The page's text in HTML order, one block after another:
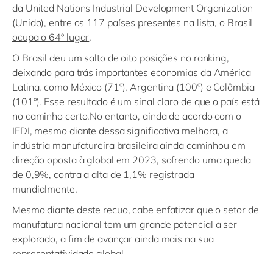
da United Nations Industrial Development Organization
(Unido),entre os 117 países presentes na lista, o Brasil
ocupa o 64º lugar.
O Brasil deu um salto de oito posições no ranking,
deixando para trás importantes economias da América
Latina, como México (71º), Argentina (100º) e Colômbia
(101º). Esse resultado é um sinal claro de que o país está
no caminho certo.No entanto, ainda de acordo com o
IEDI, mesmo diante dessa significativa melhora, a
indústria manufatureira brasileira ainda caminhou em
direção oposta à global em 2023, sofrendo uma queda
de 0,9%, contra a alta de 1,1% registrada
mundialmente.
Mesmo diante deste recuo, cabe enfatizar que o setor de
manufatura nacional tem um grande potencial a ser
explorado, a fim de avançar ainda mais na sua